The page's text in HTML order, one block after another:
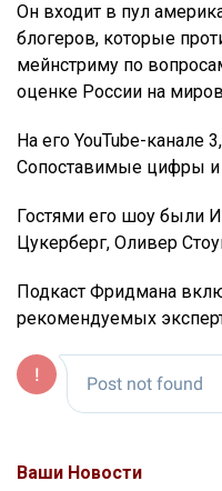
Он входит в пул
блогеров, которые
мейнстриму по
оценке России на
На его YouTube-канале
Сопоставимые цифры и
Гостями его шоу были
Цукерберг, Оливер
Подкаст Фридмана
рекомендуемых
Ваши Новости